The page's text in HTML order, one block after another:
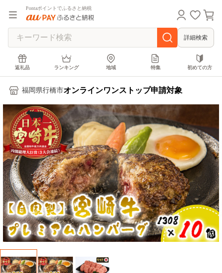
Pontaポイントでふるさと納税
詳細検索
返礼品 ランキング 地域 特集 初めての方
福岡県行橋市オンラインワンストップ申請対象